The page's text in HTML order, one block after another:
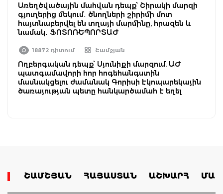
Առեղծվածային մահվան դեպք՝ Շիրակի մարզի
գյուղերից մեկում․ ծնողների շիրիմի մոտ
հայտնաբերվել են տղայի մարմինը, հրազեն և
նամակ․ ՖՈՏՈՌԵՊՈՐՏԱԺ
18872 դիտում Շամշյան
Ողբերգական դեպք՝ Սյունիքի մարզում. ԱԺ
պատգամավորի հոր հոգեհանգստին
մասնակցելու ժամանակ Գորիսի էկոպարեկային
ծառայության պետը հանկարծամահ է եղել
ՇԱՄՇՅԱՆ ՀԱՅԱՍՏԱՆ ԱՇԽԱՐՀ